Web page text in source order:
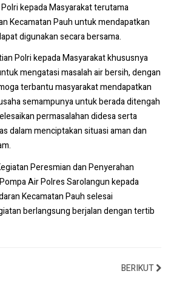
kepada Masyarakat terutama
Kecamatan Pauh untuk mendapatkan
digunakan secara bersama.
Polri kepada Masyarakat khususnya
mengatasi masalah air bersih, dengan
terbantu masyarakat mendapatkan
semampunya untuk berada ditengah
permasalahan didesa serta
dalam menciptakan situasi aman dan
Peresmian dan Penyerahan
Air Polres Sarolangun kepada
Kecamatan Pauh selesai
berlangsung berjalan dengan tertib
BERIKUT